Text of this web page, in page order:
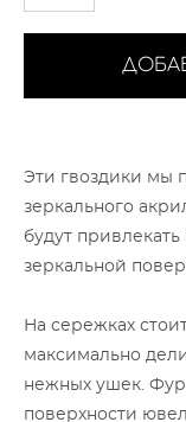
Эти гвоздики мы
зеркального
будут
зеркальной
На сережках
максимально
нежных ушек.
поверхности